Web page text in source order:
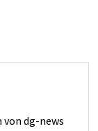
dg-news